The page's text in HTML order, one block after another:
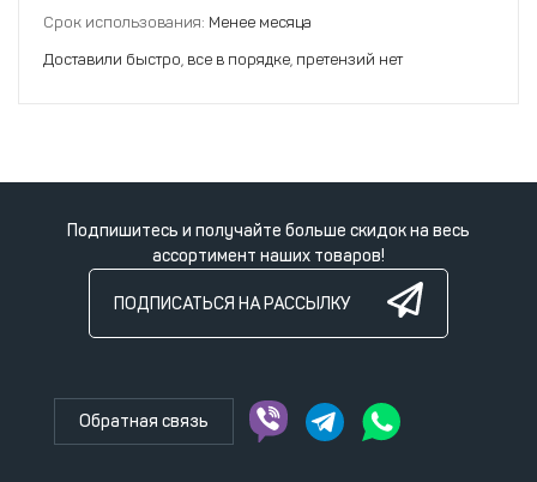
Срок использования: Менее месяца
Доставили быстро, все в порядке, претензий нет
Подпишитесь и получайте больше скидок на весь
ассортимент наших товаров!
ПОДПИСАТЬСЯ НА РАССЫЛКУ
Обратная связь